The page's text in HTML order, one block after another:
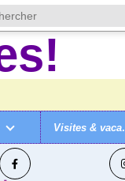
SUIVEZ-MOI